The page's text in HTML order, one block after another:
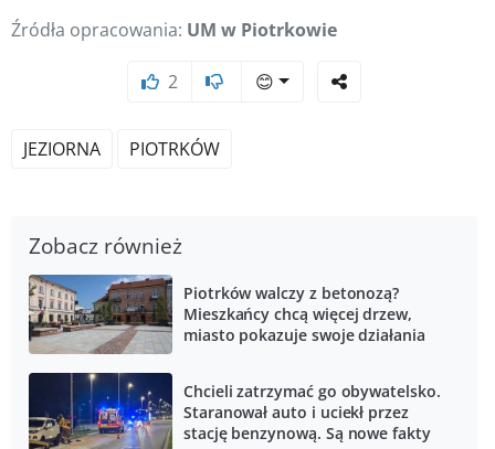
Źródła opracowania: UM w Piotrkowie
2 😊
JEZIORNA PIOTRKÓW
Zobacz również
Piotrków walczy z betonozą?
Mieszkańcy chcą więcej drzew,
miasto pokazuje swoje działania
Chcieli zatrzymać go obywatelsko.
Staranował auto i uciekł przez
stację benzynową. Są nowe fakty